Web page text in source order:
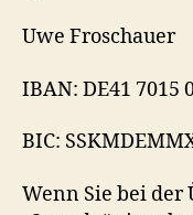
Uwe Froschauer
IBAN: DE41 7015
BIC:
Wenn Sie bei